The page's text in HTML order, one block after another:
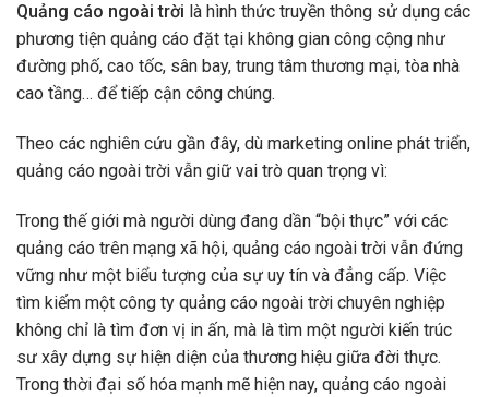
Quảng cáo ngoài trời là hình thức truyền thông sử dụng các
phương tiện quảng cáo đặt tại không gian công cộng như
đường phố, cao tốc, sân bay, trung tâm thương mại, tòa nhà
cao tầng… để tiếp cận công chúng.
Theo các nghiên cứu gần đây, dù marketing online phát triển,
quảng cáo ngoài trời vẫn giữ vai trò quan trọng vì:
Trong thế giới mà người dùng đang dần “bội thực” với các
quảng cáo trên mạng xã hội, quảng cáo ngoài trời vẫn đứng
vững như một biểu tượng của sự uy tín và đẳng cấp. Việc
tìm kiếm một công ty quảng cáo ngoài trời chuyên nghiệp
không chỉ là tìm đơn vị in ấn, mà là tìm một người kiến trúc
sư xây dựng sự hiện diện của thương hiệu giữa đời thực.
Trong thời đại số hóa mạnh mẽ hiện nay, quảng cáo ngoài